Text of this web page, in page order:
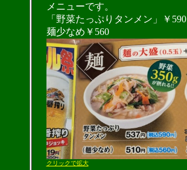
メニューです。
「野菜たっぷりタンメン」￥590
麺少なめ￥560
クリックで拡大